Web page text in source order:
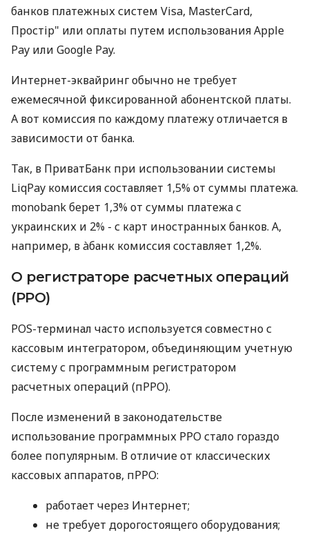
банков платежных систем Visa, MasterCard,
Простір" или оплаты путем использования Apple
Pay или Google Pay.
Интернет-эквайринг обычно не требует
ежемесячной фиксированной абонентской платы.
А вот комиссия по каждому платежу отличается в
зависимости от банка.
Так, в ПриватБанк при использовании системы
LiqPay комиссия составляет 1,5% от суммы платежа.
monobank берет 1,3% от суммы платежа с
украинских и 2% - с карт иностранных банков. А,
например, в àбанк комиссия составляет 1,2%.
О регистраторе расчетных операций
(РРО)
POS-терминал часто используется совместно с
кассовым интегратором, объединяющим учетную
систему с программным регистратором
расчетных операций (пРРО).
После изменений в законодательстве
использование программных РРО стало гораздо
более популярным. В отличие от классических
кассовых аппаратов, пРРО:
работает через Интернет;
не требует дорогостоящего оборудования;